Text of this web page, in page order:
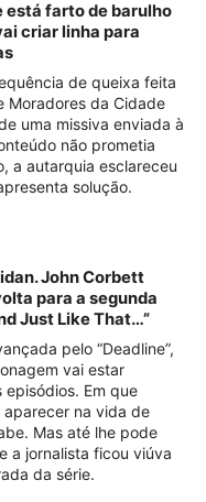
está farto de barulho
criar linha para
de queixa feita
Moradores da Cidade
uma missiva enviada à
não prometia
a autarquia esclareceu
solução.
John Corbett
para a segunda
Just Like That…”
pelo “Deadline”,
vai estar
episódios. Em que
na vida de
Mas até lhe pode
a jornalista ficou viúva
da série.